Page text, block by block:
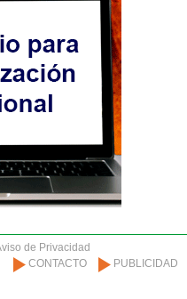
de Privacidad
CONTACTO
PUBLICIDAD